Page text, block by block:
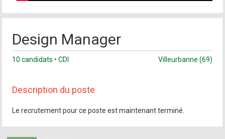
Design Manager
10 candidats • CDI Villeurbanne (69)
Description du poste
Le recrutement pour ce poste est maintenant terminé.